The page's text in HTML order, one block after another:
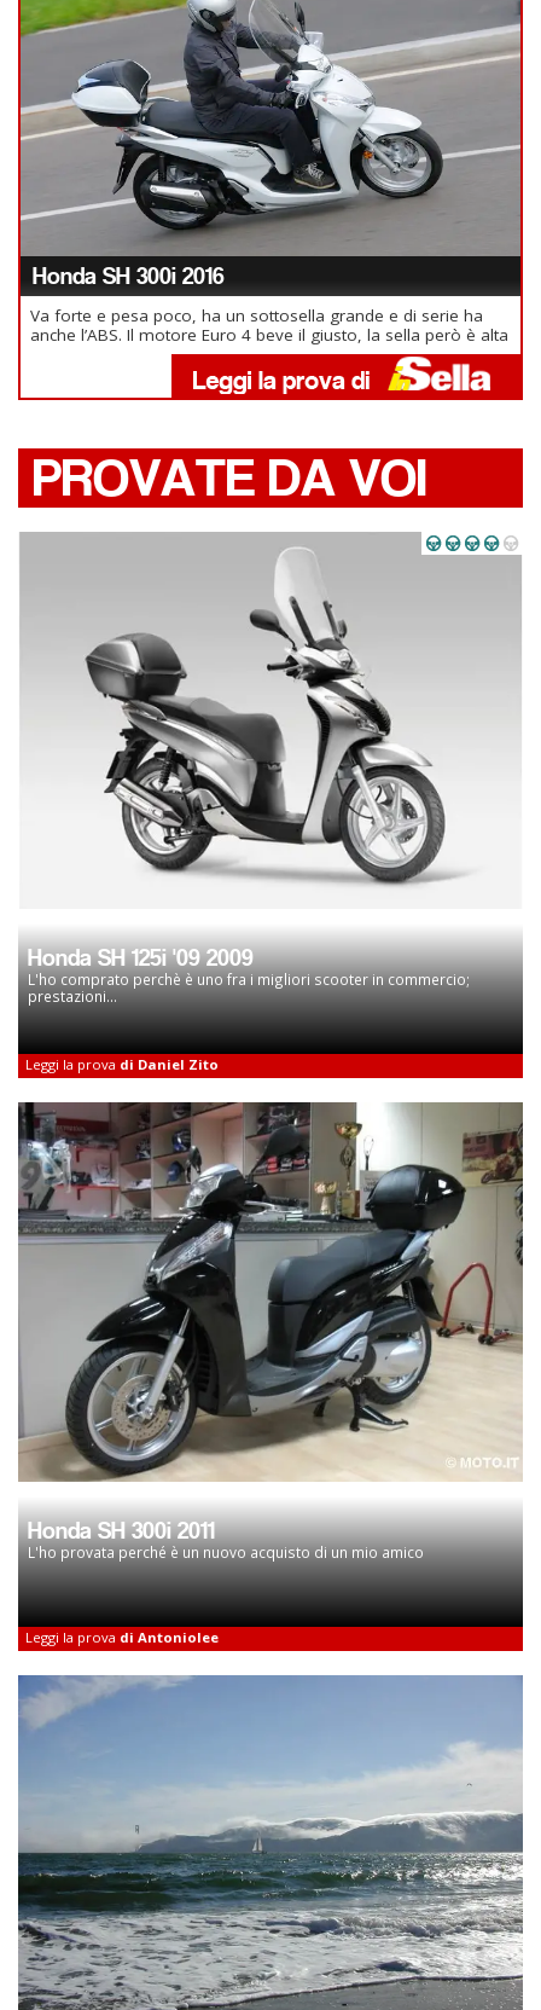
Honda SH 300i 2016
Va forte e pesa poco, ha un sottosella grande e di serie ha
anche l’ABS. Il motore Euro 4 beve il giusto, la sella però è alta
PROVATE DA VOI
Honda SH 125i '09 2009
L'ho comprato perchè è uno fra i migliori scooter in commercio;
prestazioni...
Leggi la prova di Daniel Zito
Honda SH 300i 2011
L'ho provata perché è un nuovo acquisto di un mio amico
Leggi la prova di Antoniolee